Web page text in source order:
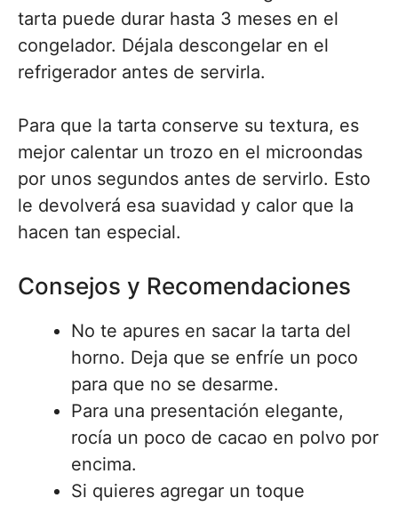
tarta puede durar hasta 3 meses en el
congelador. Déjala descongelar en el
refrigerador antes de servirla.
Para que la tarta conserve su textura, es
mejor calentar un trozo en el microondas
por unos segundos antes de servirlo. Esto
le devolverá esa suavidad y calor que la
hacen tan especial.
Consejos y Recomendaciones
No te apures en sacar la tarta del
horno. Deja que se enfríe un poco
para que no se desarme.
Para una presentación elegante,
rocía un poco de cacao en polvo por
encima.
Si quieres agregar un toque